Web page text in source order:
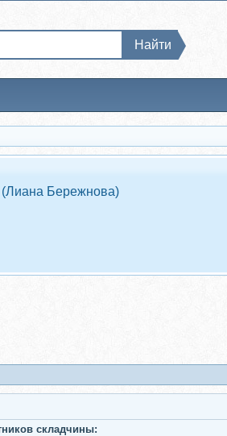
Найти
(Лиана Бережнова)
складчины: